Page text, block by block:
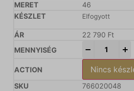
46
Elfogyott
22 790 Ft
Nincs
766020048